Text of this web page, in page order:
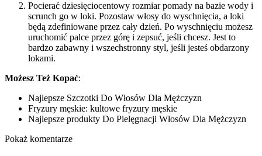
Pocierać dziesięciocentowy rozmiar pomady na bazie wody i
scrunch go w loki. Pozostaw włosy do wyschnięcia, a loki
będą zdefiniowane przez cały dzień. Po wyschnięciu możesz
uruchomić palce przez górę i zepsuć, jeśli chcesz. Jest to
bardzo zabawny i wszechstronny styl, jeśli jesteś obdarzony
lokami.
Możesz Też Kopać:
Najlepsze Szczotki Do Włosów Dla Mężczyzn
Fryzury męskie: kultowe fryzury męskie
Najlepsze produkty Do Pielęgnacji Włosów Dla Mężczyzn
Pokaż komentarze